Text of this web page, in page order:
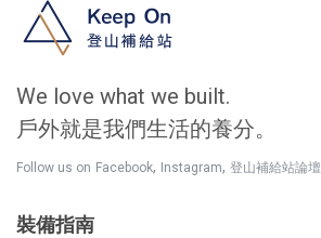
We love what we built.
戶外就是我們生活的養分。
Follow us on Facebook, Instagram, 登山補給站論壇
裝備指南